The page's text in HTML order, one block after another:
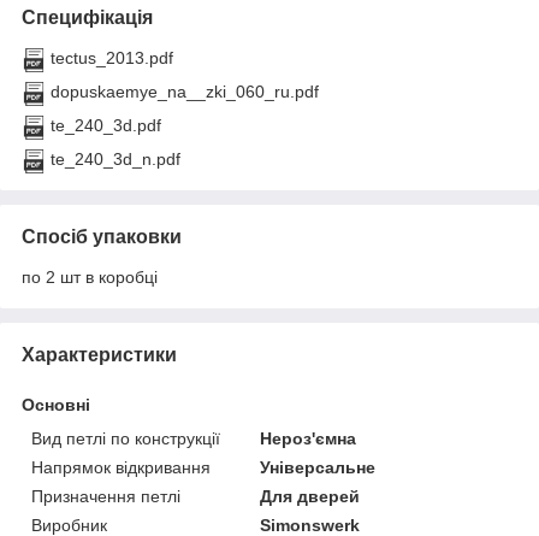
Специфікація
tectus_2013.pdf
dopuskaemye_na__zki_060_ru.pdf
te_240_3d.pdf
te_240_3d_n.pdf
Спосіб упаковки
по 2 шт в коробці
Характеристики
Основні
Вид петлі по конструкції
Нероз'ємна
Напрямок відкривання
Універсальне
Призначення петлі
Для дверей
Виробник
Simonswerk